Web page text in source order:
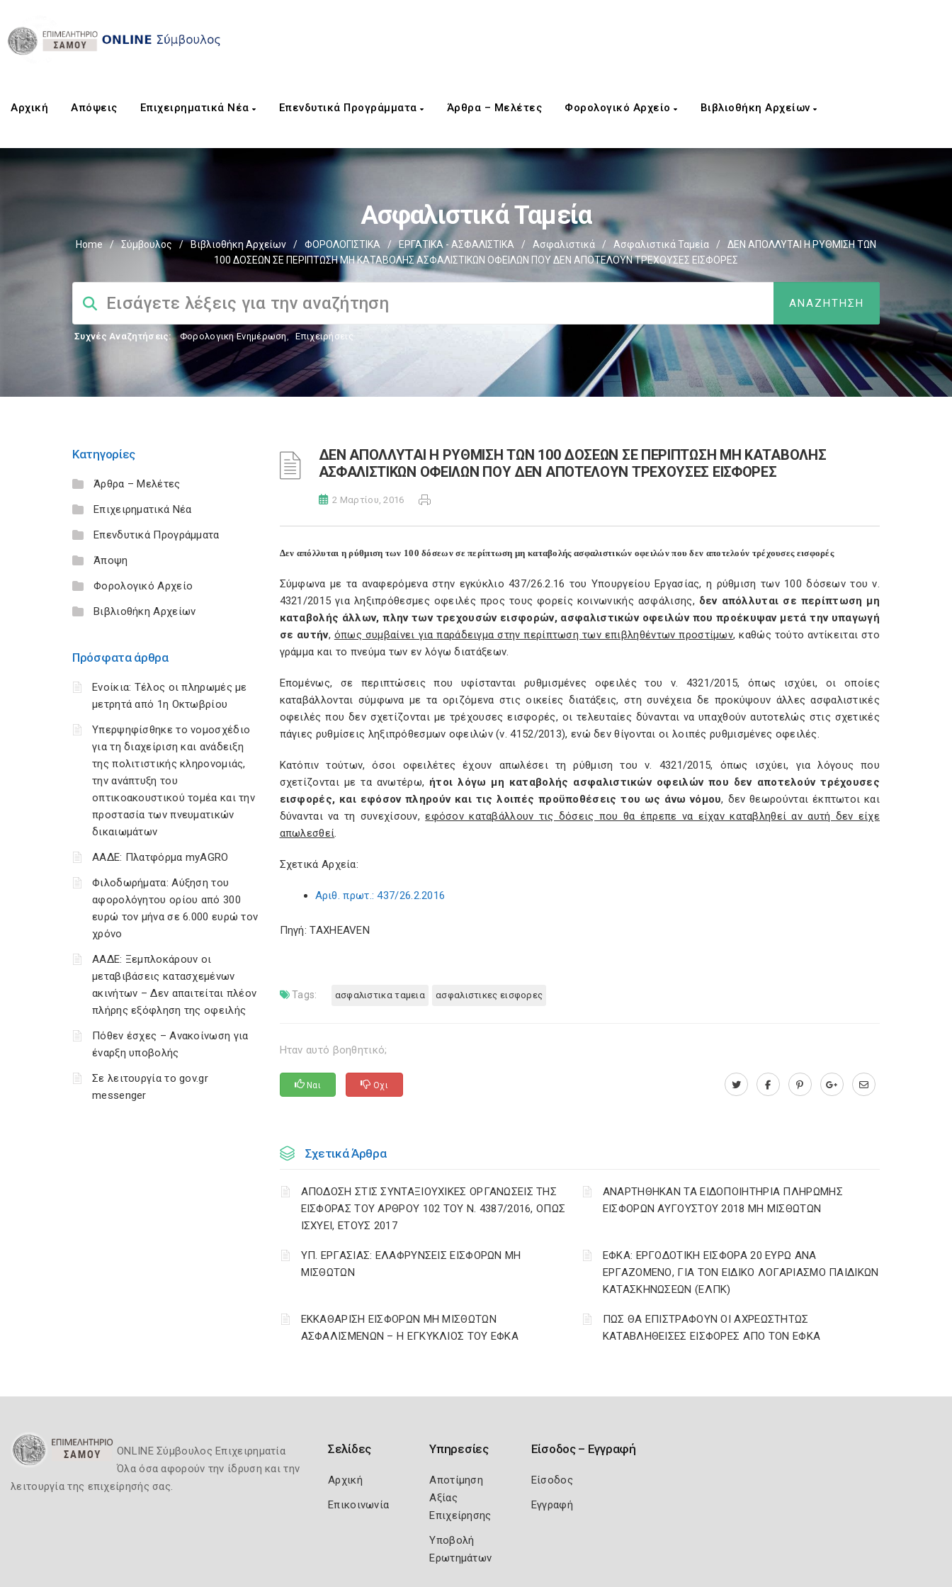
Αρχική Aπόψεις Επιχειρηματικά Νέα Επενδυτικά Προγράμματα Άρθρα – Μελέτες Φορολογικό Αρχείο Βιβλιοθήκη Αρχείων
Ασφαλιστικά Ταμεία
Home / Σύμβουλος / Βιβλιοθήκη Αρχείων / ΦΟΡΟΛΟΓΙΣΤΙΚΑ / ΕΡΓΑΤΙΚΑ - ΑΣΦΑΛΙΣΤΙΚΑ / Ασφαλιστικά / Ασφαλιστικά Ταμεία /
ΔΕΝ ΑΠΟΛΛΥΤΑΙ Η ΡΥΘΜΙΣΗ ΤΩΝ
100 ΔΟΣΕΩΝ ΣΕ ΠΕΡΙΠΤΩΣΗ ΜΗ ΚΑΤΑΒΟΛΗΣ ΑΣΦΑΛΙΣΤΙΚΩΝ ΟΦΕΙΛΩΝ ΠΟΥ ΔΕΝ ΑΠΟΤΕΛΟΥΝ ΤΡΕΧΟΥΣΕΣ ΕΙΣΦΟΡΕΣ
Συχνές Αναζητήσεις: Φορολογικη Ενημέρωση, Επιχειρήσεις
Κατηγορίες
Άρθρα – Μελέτες
Επιχειρηματικά Νέα
Επενδυτικά Προγράμματα
Άποψη
Φορολογικό Αρχείο
Βιβλιοθήκη Αρχείων
Πρόσφατα άρθρα
Ενοίκια: Τέλος οι πληρωμές με
μετρητά από 1η Οκτωβρίου
Υπερψηφίσθηκε το νομοσχέδιο
για τη διαχείριση και ανάδειξη
της πολιτιστικής κληρονομιάς,
την ανάπτυξη του
οπτικοακουστικού τομέα και την
προστασία των πνευματικών
δικαιωμάτων
ΑΑΔΕ: Πλατφόρμα myAGRO
Φιλοδωρήματα: Αύξηση του
αφορολόγητου ορίου από 300
ευρώ τον μήνα σε 6.000 ευρώ τον
χρόνο
ΑΑΔΕ: Ξεμπλοκάρουν οι
μεταβιβάσεις κατασχεμένων
ακινήτων – Δεν απαιτείται πλέον
πλήρης εξόφληση της οφειλής
Πόθεν έσχες – Ανακοίνωση για
έναρξη υποβολής
Σε λειτουργία το gov.gr
messenger
ΔΕΝ ΑΠΟΛΛΥΤΑΙ Η ΡΥΘΜΙΣΗ ΤΩΝ 100 ΔΟΣΕΩΝ ΣΕ ΠΕΡΙΠΤΩΣΗ ΜΗ ΚΑΤΑΒΟΛΗΣ
ΑΣΦΑΛΙΣΤΙΚΩΝ ΟΦΕΙΛΩΝ ΠΟΥ ΔΕΝ ΑΠΟΤΕΛΟΥΝ ΤΡΕΧΟΥΣΕΣ ΕΙΣΦΟΡΕΣ
2 Μαρτίου, 2016
Δεν απόλλυται η ρύθμιση των 100 δόσεων σε περίπτωση μη καταβολής ασφαλιστικών οφειλών που δεν αποτελούν τρέχουσες εισφορές
Σύμφωνα με τα αναφερόμενα στην εγκύκλιο 437/26.2.16 του Υπουργείου Εργασίας, η ρύθμιση των 100 δόσεων του ν.
4321/2015 για ληξιπρόθεσμες οφειλές προς τους φορείς κοινωνικής ασφάλισης, δεν απόλλυται σε περίπτωση μη
καταβολής άλλων, πλην των τρεχουσών εισφορών, ασφαλιστικών οφειλών που προέκυψαν μετά την υπαγωγή
σε αυτήν, όπως συμβαίνει για παράδειγμα στην περίπτωση των επιβληθέντων προστίμων, καθώς τούτο αντίκειται στο
γράμμα και το πνεύμα των εν λόγω διατάξεων.
Επομένως, σε περιπτώσεις που υφίστανται ρυθμισμένες οφειλές του ν. 4321/2015, όπως ισχύει, οι οποίες
καταβάλλονται σύμφωνα με τα οριζόμενα στις οικείες διατάξεις, στη συνέχεια δε προκύψουν άλλες ασφαλιστικές
οφειλές που δεν σχετίζονται με τρέχουσες εισφορές, οι τελευταίες δύνανται να υπαχθούν αυτοτελώς στις σχετικές
πάγιες ρυθμίσεις ληξιπρόθεσμων οφειλών (ν. 4152/2013), ενώ δεν θίγονται οι λοιπές ρυθμισμένες οφειλές.
Κατόπιν τούτων, όσοι οφειλέτες έχουν απωλέσει τη ρύθμιση του ν. 4321/2015, όπως ισχύει, για λόγους που
σχετίζονται με τα ανωτέρω, ήτοι λόγω μη καταβολής ασφαλιστικών οφειλών που δεν αποτελούν τρέχουσες
εισφορές, και εφόσον πληρούν και τις λοιπές προϋποθέσεις του ως άνω νόμου, δεν θεωρούνται έκπτωτοι και
δύνανται να τη συνεχίσουν,εφόσον καταβάλλουν τις δόσεις που θα έπρεπε να είχαν καταβληθεί αν αυτή δεν είχε
απωλεσθεί.
Σχετικά Αρχεία:
Αριθ. πρωτ.: 437/26.2.2016
Πηγή: TAXHEAVEN
Tags: ασφαλιστικα ταμεια ασφαλιστικες εισφορες
Ηταν αυτό βοηθητικό;
Ναι Οχι
Σχετικά Άρθρα
ΑΠΟΔΟΣΗ ΣΤΙΣ ΣΥΝΤΑΞΙΟΥΧΙΚΕΣ ΟΡΓΑΝΩΣΕΙΣ ΤΗΣ
ΕΙΣΦΟΡΑΣ ΤΟΥ ΑΡΘΡΟΥ 102 ΤΟΥ Ν. 4387/2016, ΟΠΩΣ
ΙΣΧΥΕΙ, ΕΤΟΥΣ 2017
ΑΝΑΡΤΗΘΗΚΑΝ ΤΑ ΕΙΔΟΠΟΙΗΤΗΡΙΑ ΠΛΗΡΩΜΗΣ
ΕΙΣΦΟΡΩΝ ΑΥΓΟΥΣΤΟΥ 2018 ΜΗ ΜΙΣΘΩΤΩΝ
ΥΠ. ΕΡΓΑΣΙΑΣ: ΕΛΑΦΡΥΝΣΕΙΣ ΕΙΣΦΟΡΩΝ ΜΗ
ΜΙΣΘΩΤΩΝ
ΕΦΚΑ: ΕΡΓΟΔΟΤΙΚΗ ΕΙΣΦΟΡΑ 20 ΕΥΡΩ ΑΝΑ
ΕΡΓΑΖΟΜΕΝΟ, ΓΙΑ ΤΟΝ ΕΙΔΙΚΟ ΛΟΓΑΡΙΑΣΜΟ ΠΑΙΔΙΚΩΝ
ΚΑΤΑΣΚΗΝΩΣΕΩΝ (ΕΛΠΚ)
ΕΚΚΑΘΑΡΙΣΗ ΕΙΣΦΟΡΩΝ ΜΗ ΜΙΣΘΩΤΩΝ
ΑΣΦΑΛΙΣΜΕΝΩΝ – Η ΕΓΚΥΚΛΙΟΣ ΤΟΥ ΕΦΚΑ
ΠΩΣ ΘΑ ΕΠΙΣΤΡΑΦΟΥΝ ΟΙ ΑΧΡΕΩΣΤΗΤΩΣ
ΚΑΤΑΒΛΗΘΕΙΣΕΣ ΕΙΣΦΟΡΕΣ ΑΠΟ ΤΟΝ ΕΦΚΑ
ONLINE Σύμβουλος Επιχειρηματία
Όλα όσα αφορούν την ίδρυση και την
λειτουργία της επιχείρησής σας.
Σελίδες
Αρχική
Επικοινωνία
Υπηρεσίες
Αποτίμηση
Αξίας
Επιχείρησης
Υποβολή
Ερωτημάτων
Είσοδος – Εγγραφή
Είσοδος
Εγγραφή